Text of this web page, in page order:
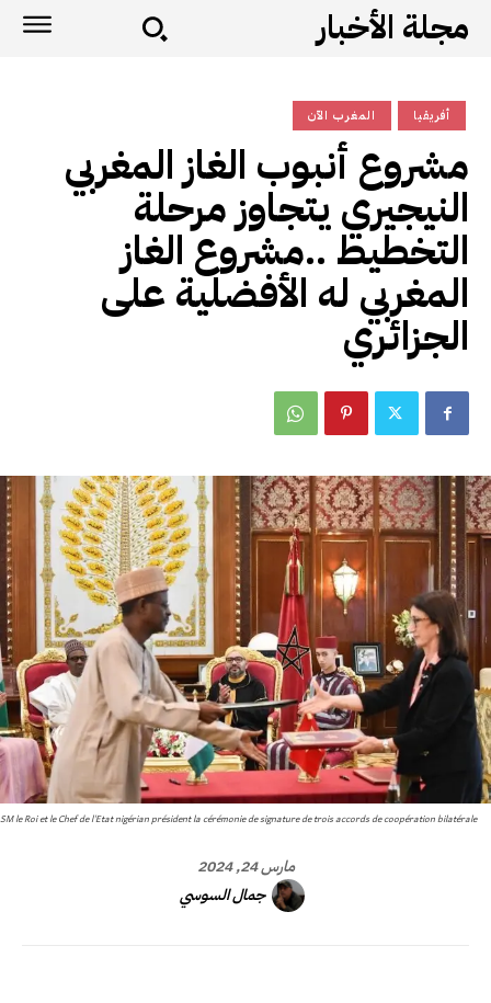
مجلة الأخبار
أفريقيا المغرب الآن
مشروع أنبوب الغاز المغربي
النيجيري يتجاوز مرحلة
التخطيط ..مشروع الغاز
المغربي له الأفضلية على
الجزائري
SM le Roi et le Chef de l'Etat nigérian président la cérémonie de signature de trois accords de coopération bilatérale
مارس 24, 2024
جمال السوسي